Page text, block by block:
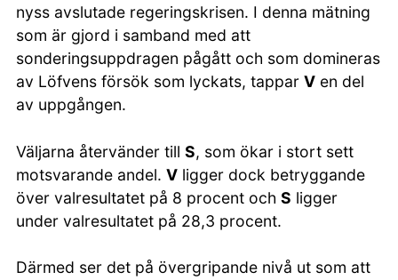
nyss avslutade regeringskrisen. I denna mätning
som är gjord i samband med att
sonderingsuppdragen pågått och som domineras
av Löfvens försök som lyckats, tappar V en del
av uppgången.
Väljarna återvänder till S, som ökar i stort sett
motsvarande andel. V ligger dock betryggande
över valresultatet på 8 procent och S ligger
under valresultatet på 28,3 procent.
Därmed ser det på övergripande nivå ut som att